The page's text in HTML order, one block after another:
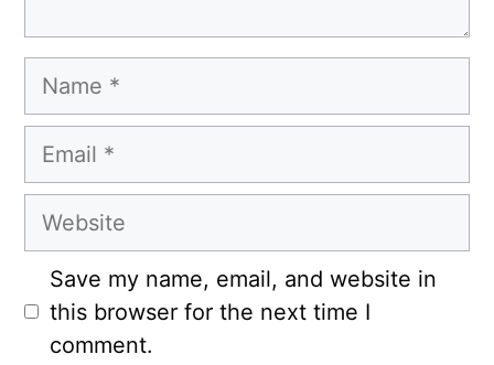
Name
Email
Website
Save my name, email, and website in
this browser for the next time I
comment.